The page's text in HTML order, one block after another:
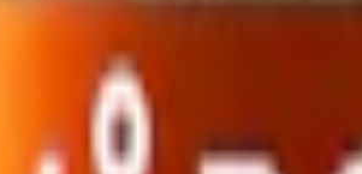
(E1520, propan-1,2-diol),